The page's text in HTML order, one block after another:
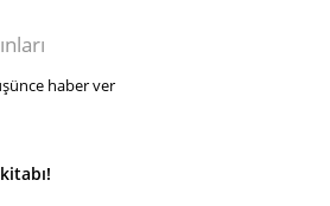
haber ver